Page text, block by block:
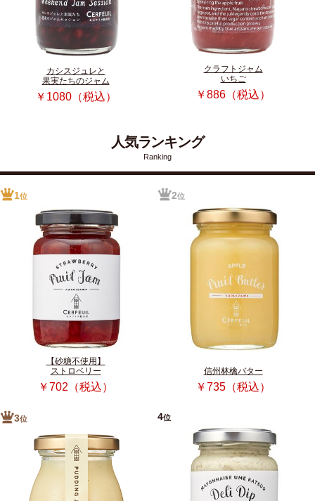
カシスジュレと
果実たちのジャム
￥1080（税込）
クラフトジャム
いちご
￥886（税込）
人気ランキング
Ranking
1位
【砂糖不使用】
ストロベリー
￥702（税込）
2位
信州林檎バター
￥735（税込）
3位 4位